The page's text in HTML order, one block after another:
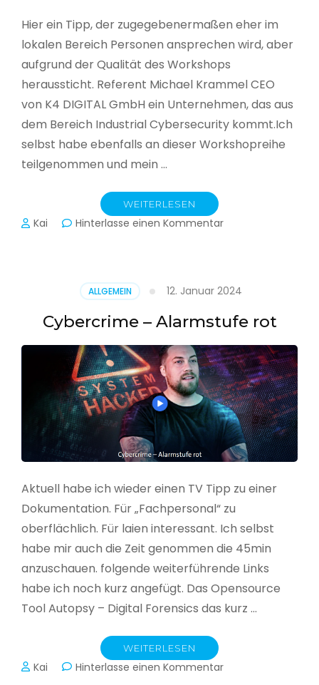
Hier ein Tipp, der zugegebenermaßen eher im
lokalen Bereich Personen ansprechen wird, aber
aufgrund der Qualität des Workshops
heraussticht. Referent Michael Krammel CEO
von K4 DIGITAL GmbH ein Unternehmen, das aus
dem Bereich Industrial Cybersecurity kommt.Ich
selbst habe ebenfalls an dieser Workshopreihe
teilgenommen und mein …
WEITERLESEN
Kai Hinterlasse einen Kommentarzu
Produktion
ALLGEMEIN 12. Januar 2024
Cybercrime – Alarmstufe rot
Aktuell habe ich wieder einen TV Tipp zu einer
Dokumentation. Für „Fachpersonal“ zu
oberflächlich. Für laien interessant. Ich selbst
habe mir auch die Zeit genommen die 45min
anzuschauen. folgende weiterführende Links
habe ich noch kurz angefügt. Das Opensource
Tool Autopsy – Digital Forensics das kurz …
WEITERLESEN
Kai Hinterlasse einen Kommentarzu